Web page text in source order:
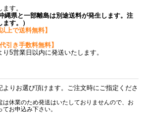
す。
縄県と一部離島は別途送料が発生します。注
す。）
上で送料無料】
引き手数料無料】
5営業日以内に発送いたします。
りお選び頂けます。ご注文時にご指定くださ
休業のため発送はいたしておりませんので、お
お申込み下さい。